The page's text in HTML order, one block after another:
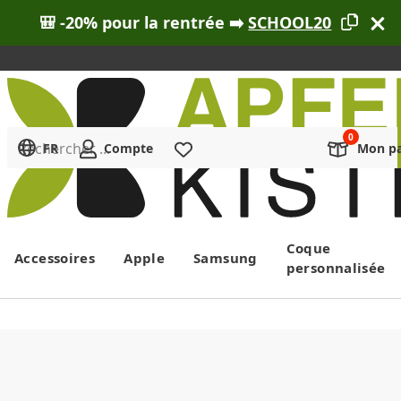
🎒 -20% pour la rentrée ➡️SCHOOL20
Menu
Rechercher ...
FR Compte Mon
Accessoires Apple Samsung
Coque
personnalisée